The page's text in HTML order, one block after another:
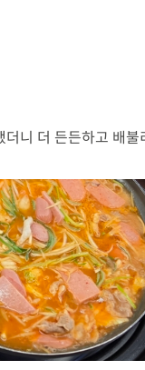
니 더 든든하고 배불